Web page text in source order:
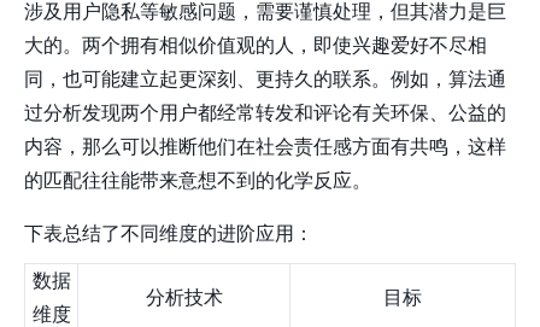
涉及用户隐私等敏感问题，需要谨慎处理，但其潜力是巨
大的。两个拥有相似价值观的人，即使兴趣爱好不尽相
同，也可能建立起更深刻、更持久的联系。例如，算法通
过分析发现两个用户都经常转发和评论有关环保、公益的
内容，那么可以推断他们在社会责任感方面有共鸣，这样
的匹配往往能带来意想不到的化学反应。
下表总结了不同维度的进阶应用：
数据
维度
分析技术 目标